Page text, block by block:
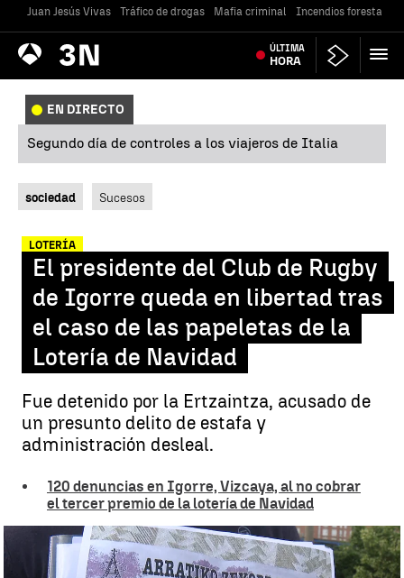
Juan Jesús Vivas Tráfico de drogas Mafia criminal Incendios forestales
Antena
3 Noticias ÚLTIMA
HORA
EN DIRECTO
Segundo día de controles a los viajeros de Italia
sociedad Sucesos
LOTERÍA
El presidente del Club de Rugby
de Igorre queda en libertad tras
el caso de las papeletas de la
Lotería de Navidad
Fue detenido por la Ertzaintza, acusado de
un presunto delito de estafa y
administración desleal.
120 denuncias en Igorre, Vizcaya, al no cobrar
el tercer premio de la lotería de Navidad
El presidente del Club de Rugby de Igorre queda en libertad tras el
caso de las papeletas de la Lotería de Navidad